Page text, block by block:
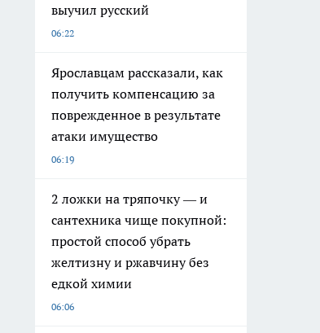
выучил русский
06:22
Ярославцам рассказали, как
получить компенсацию за
поврежденное в результате
атаки имущество
06:19
2 ложки на тряпочку — и
сантехника чище покупной:
простой способ убрать
желтизну и ржавчину без
едкой химии
06:06